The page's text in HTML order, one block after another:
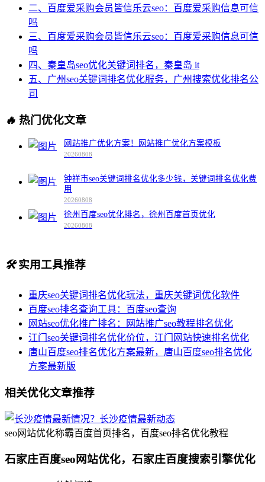
二、百度爱采购会员皆信乐云seo：百度爱采购信息可信
吗
三、百度爱采购会员皆信乐云seo：百度爱采购信息可信
吗
四、秦皇岛seo优化关键词排名，秦皇岛 it
五、广州seo关键词排名优化服务，广州搜索优化排名公
司
🔥 热门优化文章
网站推广优化方案！网站推广优化方案模板
20260808
钟祥市seo关键词排名优化多少钱，关键词排名优化费
用
20260808
徐州百度seo优化排名，徐州百度首页优化
20260808
🛠️实用工具推荐
重庆seo关键词排名优化玩法，重庆关键词优化软件
百度seo排名查询工具：百度seo查询
网站seo优化推广排名：网站推广seo教程排名优化
江门seo关键词排名优化价位，江门网站快速排名优化
唐山百度seo排名优化方案最新，唐山百度seo排名优化
方案最新版
相关优化文章推荐
seo网站优化称霸百度首页排名，百度seo排名优化教程
石家庄百度seo网站优化，石家庄百度搜索引擎优化